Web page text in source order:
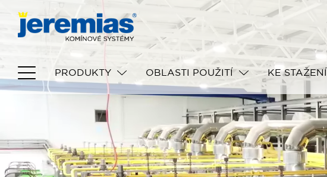
PRODUKTY OBLASTI POUŽITÍ KE STAŽENÍ